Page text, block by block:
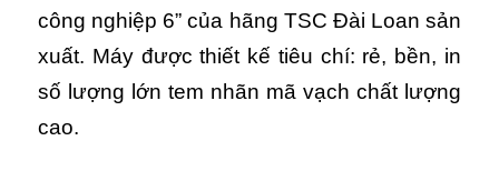
công nghiệp 6” của hãng TSC Đài Loan sản
xuất. Máy được thiết kế tiêu chí: rẻ, bền, in
số lượng lớn tem nhãn mã vạch chất lượng
cao.